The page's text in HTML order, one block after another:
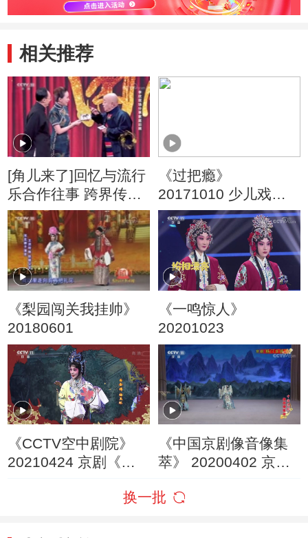
相关推荐
[角儿来了]回忆与流行
乐合作往事 跨界传唱
彰显京剧魅力
《过把瘾》
20171010 少儿戏曲
欢乐季（三）
《梨园闯关我挂帅》
20180601
《一鸣惊人》
20201023
《CCTV空中剧院》
20210424 京剧《太
《中国京剧像音像集
萃》 20200402 京剧
换一批